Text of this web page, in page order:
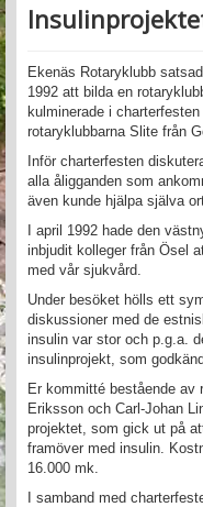
Ekenäs Rotaryklubb
1992 att bilda en
kulminerade i
rotaryklubbarna Slite från
Inför charterfesten
alla åligganden som
även kunde hjälpa själva
I april 1992 hade den
inbjudit kolleger från Ösel
med vår sjukvård.
Under besöket hölls ett
diskussioner med de
insulin var stor och p.g.a.
insulinprojekt, som
Er kommitté bestående av
Eriksson och Carl-Johan
projektet, som gick ut på
framöver med insulin.
16.000 mk.
I samband med